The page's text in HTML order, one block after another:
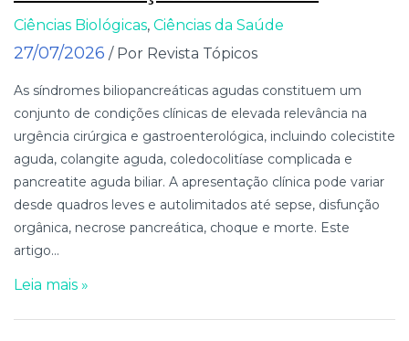
Ciências Biológicas, Ciências da Saúde
27/07/2026 / Por Revista Tópicos
As síndromes biliopancreáticas agudas constituem um
conjunto de condições clínicas de elevada relevância na
urgência cirúrgica e gastroenterológica, incluindo colecistite
aguda, colangite aguda, coledocolitíase complicada e
pancreatite aguda biliar. A apresentação clínica pode variar
desde quadros leves e autolimitados até sepse, disfunção
orgânica, necrose pancreática, choque e morte. Este
artigo...
Leia mais »